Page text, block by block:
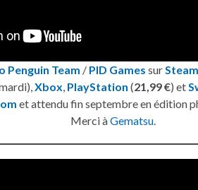
Penguin Team / PID Games surSteam
Xbox, PlayStation (21,99 €) et
et attendu fin septembre en édition
Merci àGematsu.